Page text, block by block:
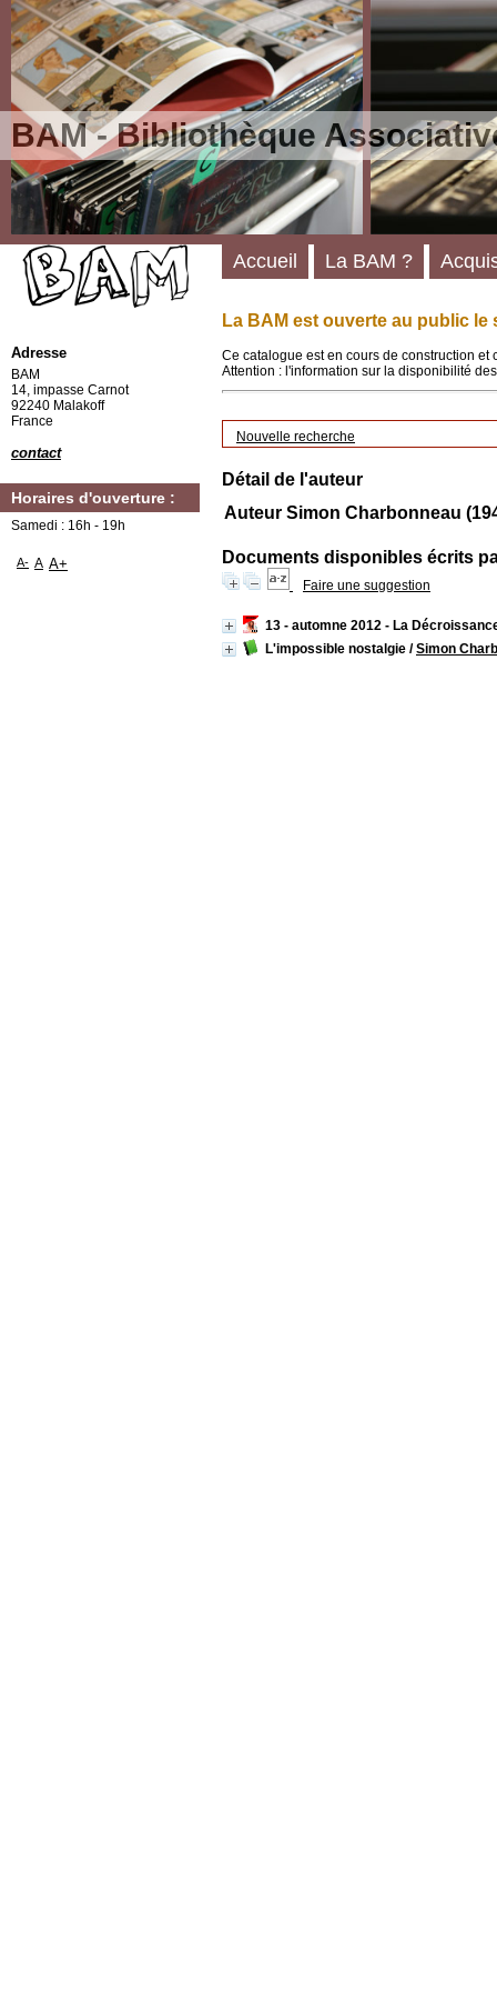
BAM - Bibliothèque
La BAM est ouverte au public le
Ce catalogue est en cours de construction
Attention : l'information sur la disponibilité
Nouvelle recherche
Détail de l'auteur
Auteur Simon Charbonneau
Documents disponibles écrits
Faire une suggestion
13 - automne 2012 - La
L'impossible nostalgie /Simon
Accueil La BAM ?
Adresse
BAM
14, impasse Carnot
92240 Malakoff
France
contact
Horaires d'ouverture :
Samedi : 16h - 19h
A- A A+